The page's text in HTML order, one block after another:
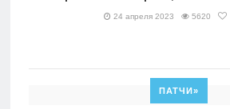
24 апреля 2023 5620
ПАТЧИ»